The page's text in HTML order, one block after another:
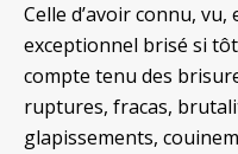
Celle d’avoir connu,
exceptionnel brisé si
compte tenu des
ruptures, fracas,
glapissements,